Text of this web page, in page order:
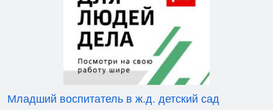
Младший воспитатель в ж.д. детский сад